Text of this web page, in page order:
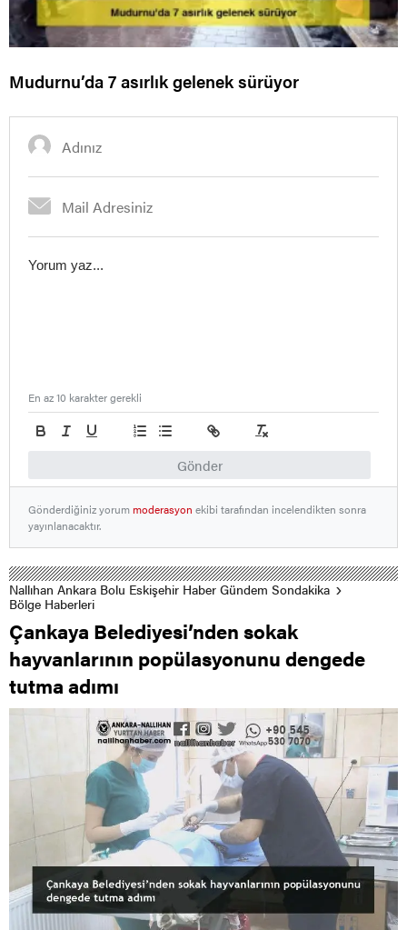
Mudurnu’da 7 asırlık gelenek sürüyor
Gönder
En az 10 karakter gerekli
Gönderdiğiniz yorummoderasyon ekibi tarafından incelendikten sonra
yayınlanacaktır.
Nallıhan Ankara Bolu Eskişehir Haber Gündem Sondakika
Bölge Haberleri
Çankaya Belediyesi’nden sokak
hayvanlarının popülasyonunu dengede
tutma adımı